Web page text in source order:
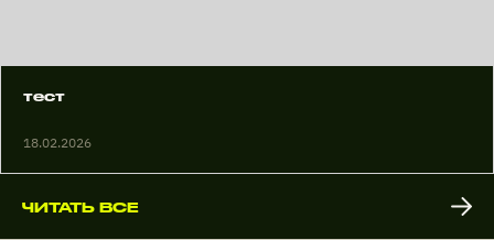
тест
18.02.2026
ЧИТАТЬ ВСЕ